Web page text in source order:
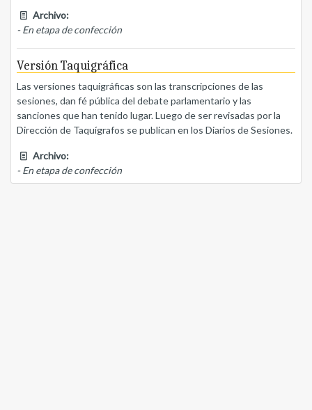
Archivo:
- En etapa de confección
Versión Taquigráfica
Las versiones taquigráficas son las transcripciones de las
sesiones, dan fé pública del debate parlamentario y las
sanciones que han tenido lugar. Luego de ser revisadas por la
Dirección de Taquígrafos se publican en los Diarios de Sesiones.
Archivo:
- En etapa de confección